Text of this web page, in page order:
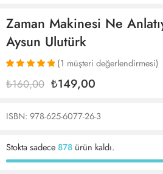
Zaman Makinesi Ne
Aysun Ulutürk
puanına
5.00puan
(1 müşteri değerlendirmesi)
₺160,00 ₺149,00
ISBN: 978-625-6077-26-3
Stokta sadece878 ürün kaldı.